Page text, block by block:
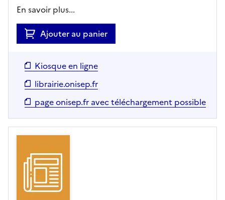
En savoir plus...
Ajouter au panier
Kiosque en ligne
librairie.onisep.fr
page onisep.fr avec téléchargement possible